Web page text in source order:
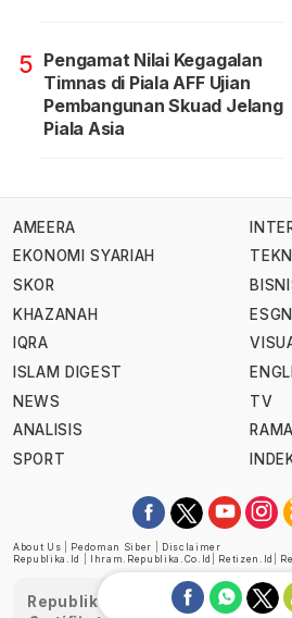
5 Pengamat Nilai Kegagalan
Timnas di Piala AFF Ujian
Pembangunan Skuad Jelang
Piala Asia
AMEERA
EKONOMI SYARIAH
SKOR
KHAZANAH
IQRA
ISLAM DIGEST
NEWS
ANALISIS
SPORT
TV
About Us Pedoman Siber
Disclaimer
Republika.id
Ihram.republika.co.id Retizen.id
Republika telah diverifikasi oleh